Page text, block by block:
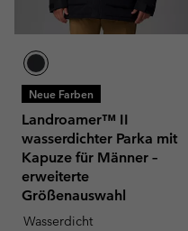
Neue Farben
Landroamer™ II
wasserdichter Parka mit
Kapuze für Männer –
erweiterte
Größenauswahl
Wasserdicht